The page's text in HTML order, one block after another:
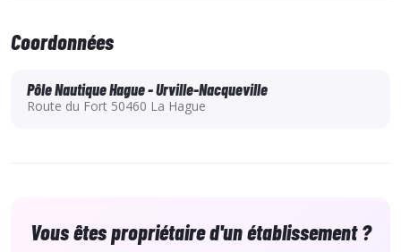
Coordonnées
Pôle Nautique Hague - Urville-Nacqueville
Route du Fort 50460 La Hague
Vous êtes propriétaire d'un établissement ?